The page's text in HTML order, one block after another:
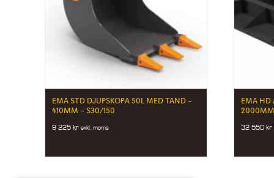
EMA STD DJUPSKOPA 50L MED TAND –
410MM – S30/150
9 225kr exkl. moms
EMA HD
2000MM
32 550kr